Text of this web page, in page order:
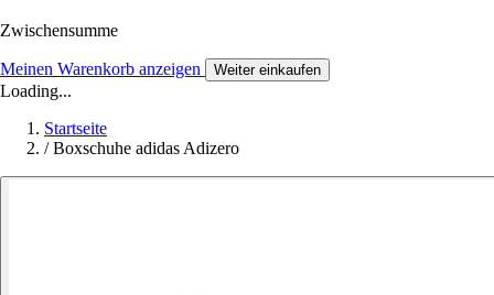
Zwischensumme
Meinen Warenkorb anzeigen Weiter einkaufen
Loading...
Startseite
/ Boxschuhe adidas Adizero